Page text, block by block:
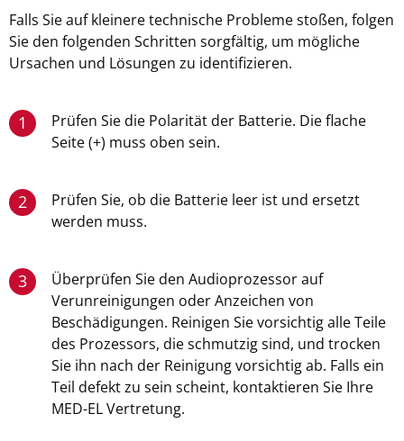
Falls Sie auf kleinere technische Probleme stoßen, folgen
Sie den folgenden Schritten sorgfältig, um mögliche
Ursachen und Lösungen zu identifizieren.
1
Prüfen Sie die Polarität der Batterie. Die flache
Seite (+) muss oben sein.
2
Prüfen Sie, ob die Batterie leer ist und ersetzt
werden muss.
3
Überprüfen Sie den Audioprozessor auf
Verunreinigungen oder Anzeichen von
Beschädigungen. Reinigen Sie vorsichtig alle Teile
des Prozessors, die schmutzig sind, und trocken
Sie ihn nach der Reinigung vorsichtig ab. Falls ein
Teil defekt zu sein scheint, kontaktieren Sie Ihre
MED-EL Vertretung.